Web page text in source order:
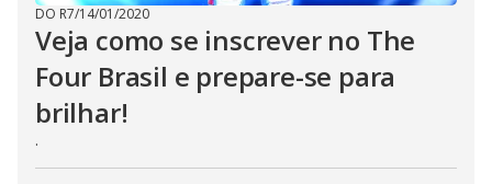
DO R7/14/01/2020
Veja como se inscrever no The
Four Brasil e prepare-se para
brilhar!
.